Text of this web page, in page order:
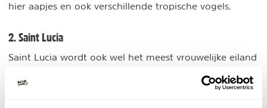
hier aapjes en ook verschillende tropische vogels.
2. Saint Lucia
Saint Lucia wordt ook wel het meest vrouwelijke eiland
aanzicht van het eiland wordt gesierd door twee